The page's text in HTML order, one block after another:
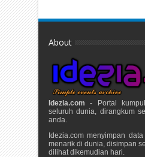
About
Idezia.com - Portal
seluruh dunia, dirangkum
anda.
Idezia.com menyimpan
menarik di dunia, disimpan
dilihat dikemudian hari.